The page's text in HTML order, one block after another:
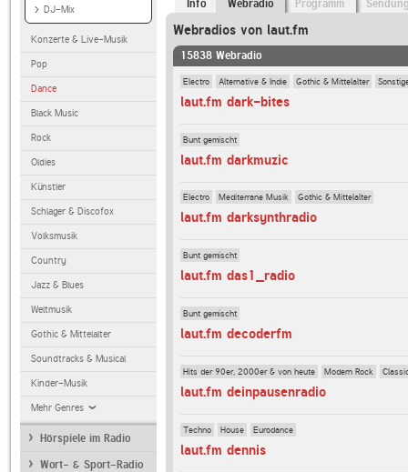
DJ-Mix
Konzerte & Live-Musik
Pop
Dance
Black Music
Rock
Oldies
Künstler
Schlager & Discofox
Volksmusik
Country
Jazz & Blues
Weltmusik
Gothic & Mittelalter
Soundtracks & Musical
Kinder-Musik
Mehr Genres
Hörspiele im Radio
Wort- & Sport-Radio
Info Webradio Programm
Webradios von laut.fm
15838 Webradio
Electro Alternative & Indie Gothic & Mittelalter
laut.fm dark-bites
Bunt gemischt
laut.fm darkmuzic
Electro Mediterrane Musik Gothic & Mittelalter
laut.fm darksynthradio
Bunt gemischt
laut.fm das1_radio
Bunt gemischt
laut.fm decoderfm
Hits der 90er, 2000er & von heute Modern Rock
laut.fm deinpausenradio
Techno House Eurodance
laut.fm dennis